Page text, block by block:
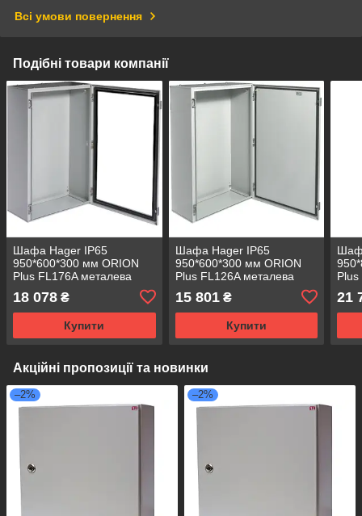
Всі умови повернення
Подібні товари компанії
Шафа Hager IP65
950*600*300 мм ORION
Plus FL176A металева
18 078 ₴
Купити
Шафа Hager IP65
950*600*300 мм ORION
Plus FL126A металева
15 801₴
Купити
21
Акційні пропозиції та новинки
–2% –2%